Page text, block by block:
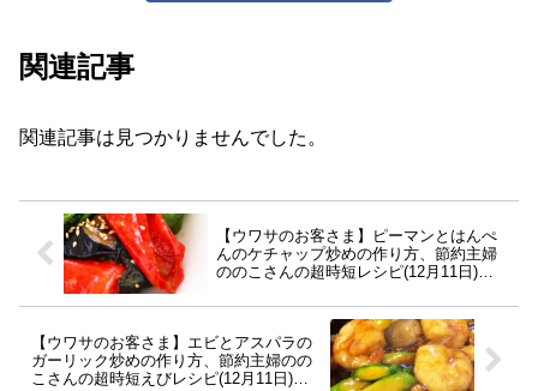
関連記事
関連記事は見つかりませんでした。
【ウワサのお客さま】ピーマンとはんぺ
んのケチャップ炒めの作り方、節約主婦
ののこさんの超時短レシピ(12月11日)業
【ウワサのお客さま】エビとアスパラの
ガーリック炒めの作り方、節約主婦のの
こさんの超時短えびレシピ(12月11日)業